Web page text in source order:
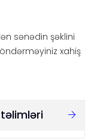
sənədin şəklini
xahiş